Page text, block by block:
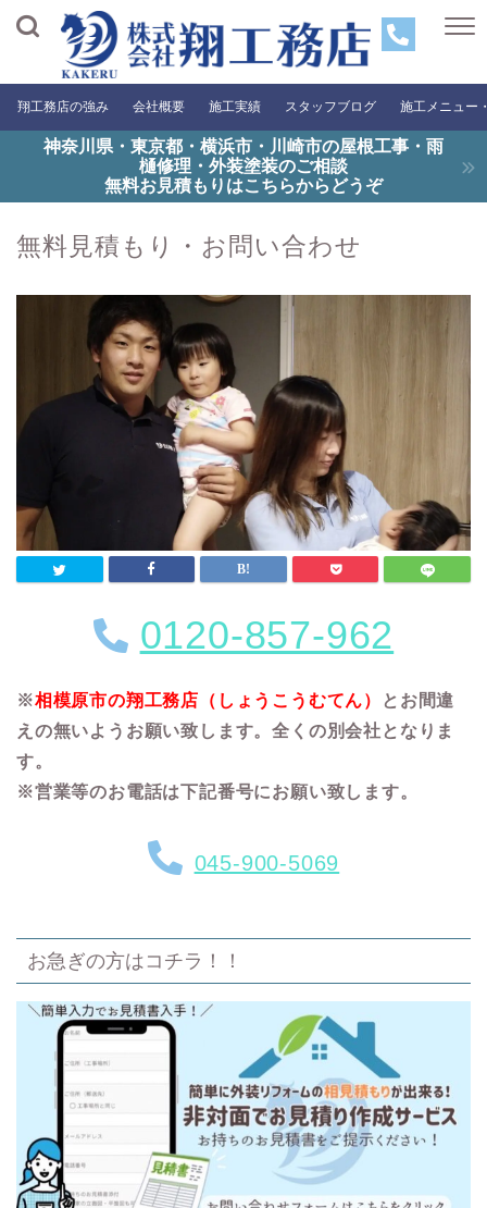
翔工務店の強み 会社概要 施工実績 スタッフブログ 施工メニュー
神奈川県・東京都・横浜市・川崎市の屋根工事・雨
樋修理・外装塗装のご相談
無料お見積もりはこちらからどうぞ
無料見積もり・お問い合わせ
0120-857-962
※相模原市の翔工務店（しょうこうむてん）
とお間違
えの無いようお願い致します。全くの別会社となりま
す。
※営業等のお電話は下記番号にお願い致します。
045-900-5069
お急ぎの方はコチラ！！